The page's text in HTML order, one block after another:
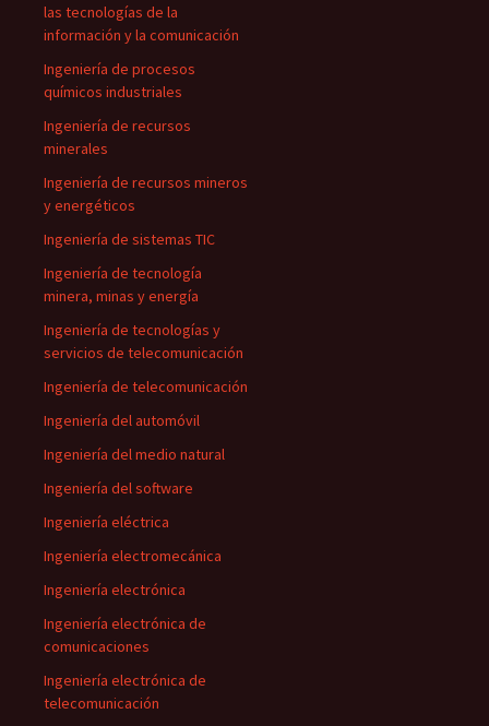
las tecnologías de la
información y la comunicación
Ingeniería de procesos
químicos industriales
Ingeniería de recursos
minerales
Ingeniería de recursos mineros
y energéticos
Ingeniería de sistemas TIC
Ingeniería de tecnología
minera, minas y energía
Ingeniería de tecnologías y
servicios de telecomunicación
Ingeniería de telecomunicación
Ingeniería del automóvil
Ingeniería del medio natural
Ingeniería del software
Ingeniería eléctrica
Ingeniería electromecánica
Ingeniería electrónica
Ingeniería electrónica de
comunicaciones
Ingeniería electrónica de
telecomunicación